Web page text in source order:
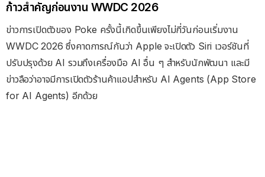
ก้าวสำคัญก่อนงาน WWDC 2026
ข่าวการเปิดตัวของ Poke ครั้งนี้เกิดขึ้นเพียงไม่กี่วันก่อนเริ่มงาน
WWDC 2026 ซึ่งคาดการณ์กันว่า Apple จะเปิดตัว Siri เวอร์ชันที่
ปรับปรุงด้วย AI รวมถึงเครื่องมือ AI อื่น ๆ สำหรับนักพัฒนา และมี
ข่าวลือว่าอาจมีการเปิดตัวร้านค้าแอปสำหรับ AI Agents (App Store
for AI Agents) อีกด้วย